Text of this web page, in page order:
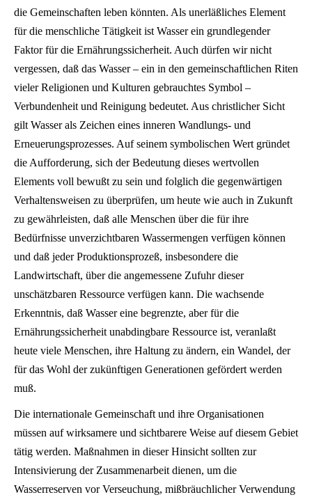
die Gemeinschaften leben könnten. Als unerläßliches Element
für die menschliche Tätigkeit ist Wasser ein grundlegender
Faktor für die Ernährungssicherheit. Auch dürfen wir nicht
vergessen, daß das Wasser – ein in den gemeinschaftlichen Riten
vieler Religionen und Kulturen gebrauchtes Symbol –
Verbundenheit und Reinigung bedeutet. Aus christlicher Sicht
gilt Wasser als Zeichen eines inneren Wandlungs- und
Erneuerungsprozesses. Auf seinem symbolischen Wert gründet
die Aufforderung, sich der Bedeutung dieses wertvollen
Elements voll bewußt zu sein und folglich die gegenwärtigen
Verhaltensweisen zu überprüfen, um heute wie auch in Zukunft
zu gewährleisten, daß alle Menschen über die für ihre
Bedürfnisse unverzichtbaren Wassermengen verfügen können
und daß jeder Produktionsprozeß, insbesondere die
Landwirtschaft, über die angemessene Zufuhr dieser
unschätzbaren Ressource verfügen kann. Die wachsende
Erkenntnis, daß Wasser eine begrenzte, aber für die
Ernährungssicherheit unabdingbare Ressource ist, veranlaßt
heute viele Menschen, ihre Haltung zu ändern, ein Wandel, der
für das Wohl der zukünftigen Generationen gefördert werden
muß.
Die internationale Gemeinschaft und ihre Organisationen
müssen auf wirksamere und sichtbarere Weise auf diesem Gebiet
tätig werden. Maßnahmen in dieser Hinsicht sollten zur
Intensivierung der Zusammenarbeit dienen, um die
Wasserreserven vor Verseuchung, mißbräuchlicher Verwendung